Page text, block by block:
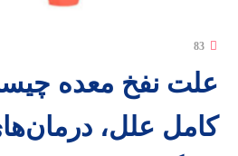
83
علت نفخ معده
کامل علل،